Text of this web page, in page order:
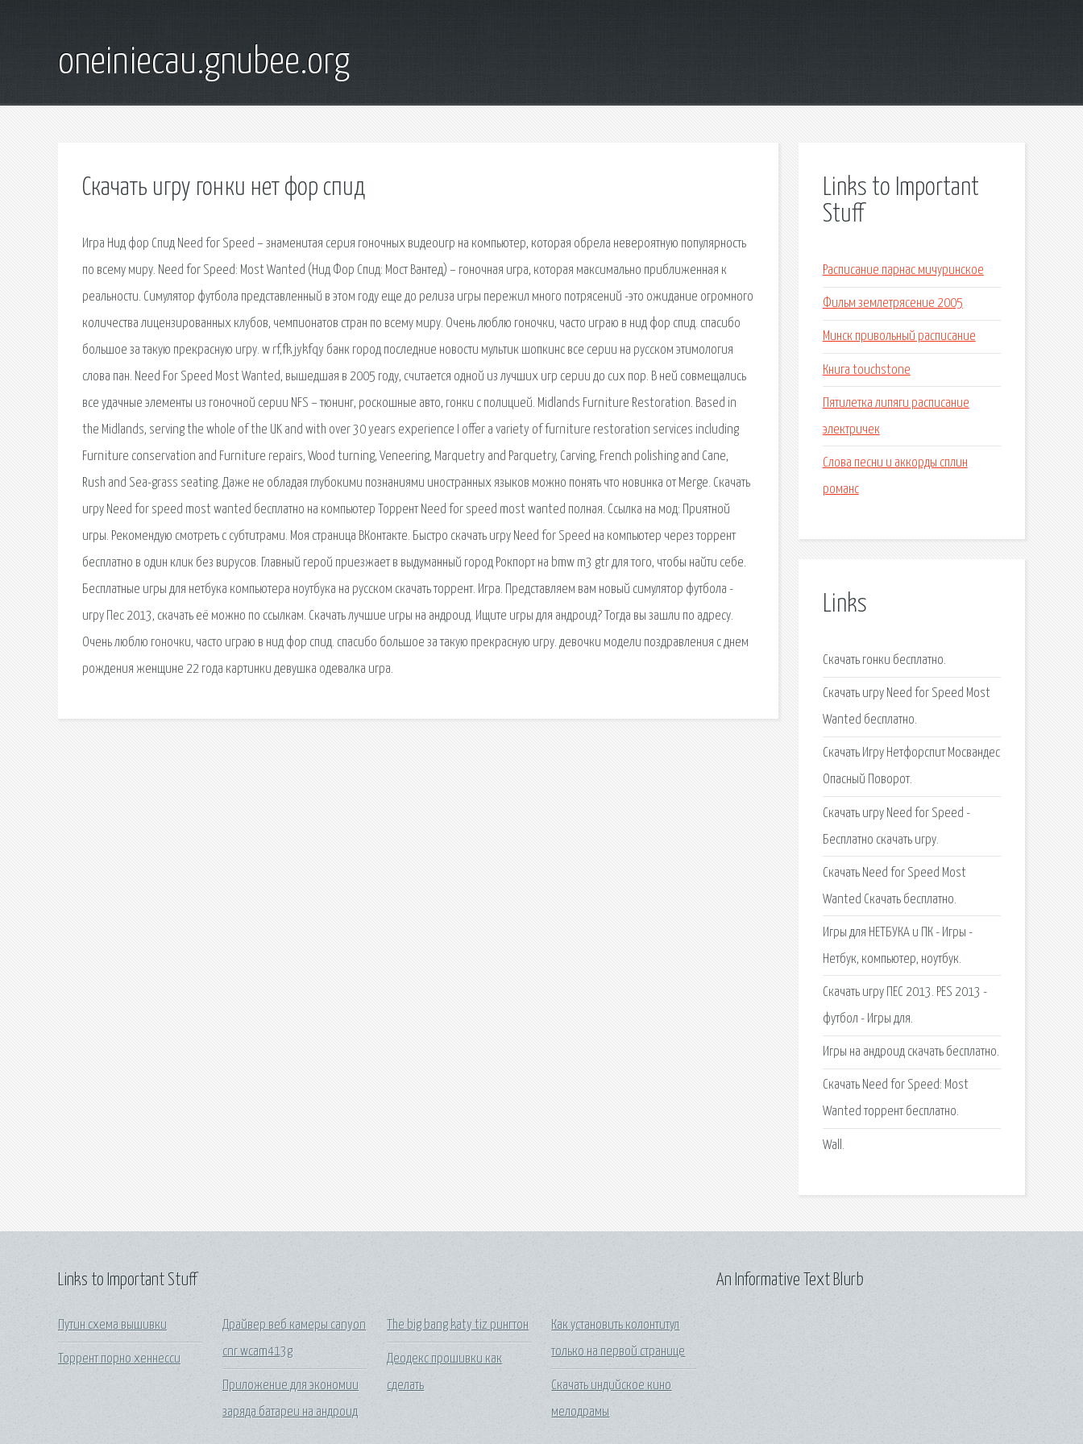
oneiniecau.gnubee.org
Скачать игру гонки нет фор спид
Игра Нид фор Спид Need for Speed – знаменитая серия гоночных видеоигр на компьютер, которая обрела невероятную популярность
по всему миру. Need for Speed: Most Wanted (Нид Фор Спид: Мост Вантед) – гоночная игра, которая максимально приближенная к
реальности. Симулятор футбола представленный в этом году еще до релиза игры пережил много потрясений -это ожидание огромного
количества лицензированных клубов, чемпионатов стран по всему миру. Очень люблю гоночки, часто играю в нид фор спид. спасибо
большое за такую прекрасную игру. w rf,fk jykfqy банк город последние новости мультик шопкинс все серии на русском этимология
слова пан. Need For Speed Most Wanted, вышедшая в 2005 году, считается одной из лучших игр серии до сих пор. В ней совмещались
все удачные элементы из гоночной серии NFS – тюнинг, роскошные авто, гонки с полицией. Midlands Furniture Restoration. Based in
the Midlands, serving the whole of the UK and with over 30 years experience I offer a variety of furniture restoration services including
Furniture conservation and Furniture repairs, Wood turning, Veneering, Marquetry and Parquetry, Carving, French polishing and Cane,
Rush and Sea-grass seating. Даже не обладая глубокими познаниями иностранных языков можно понять что новинка от Merge. Скачать
игру Need for speed most wanted бесплатно на компьютер Торрент Need for speed most wanted полная. Ссылка на мод: Приятной
игры. Рекомендую смотреть с субтитрами. Моя страница ВКонтакте. Быстро скачать игру Need for Speed на компьютер через торрент
бесплатно в один клик без вирусов. Главный герой приезжает в выдуманный город Рокпорт на bmw m3 gtr для того, чтобы найти себе.
Бесплатные игры для нетбука компьютера ноутбука на русском скачать торрент. Игра. Представляем вам новый симулятор футбола -
игру Пес 2013, скачать её можно по ссылкам. Скачать лучшие игры на андроид. Ищите игры для андроид? Тогда вы зашли по адресу.
Очень люблю гоночки, часто играю в нид фор спид. спасибо большое за такую прекрасную игру. девочки модели поздравления с днем
рождения женщине 22 года картинки девушка одевалка игра.
Links to Important
Stuff
Расписание парнас мичуринское
Фильм землетрясение 2005
Минск привольный расписание
Книга touchstone
Пятилетка липяги расписание
электричек
Слова песни и аккорды сплин
романс
Links
Скачать гонки бесплатно.
Скачать игру Need for Speed Most
Wanted бесплатно.
Скачать Игру Нетфорспит Мосвандес
Опасный Поворот.
Скачать игру Need for Speed -
Бесплатно скачать игру.
Скачать Need for Speed Most
Wanted Скачать бесплатно.
Игры для НЕТБУКА и ПК - Игры -
Нетбук, компьютер, ноутбук.
Cкачать игру ПЕС 2013. PES 2013 -
футбол - Игры для.
Игры на андроид скачать бесплатно.
Скачать Need for Speed: Most
Wanted торрент бесплатно.
Wall.
Links to Important Stuff
Путин схема вышивки
Торрент порно хеннесси
Драйвер веб камеры canyon
cnr wcam413g
Приложение для экономии
заряда батареи на андроид
The big bang katy tiz рингтон
Деодекс прошивки как
сделать
Как установить колонтитул
только на первой странице
Скачать индийское кино
мелодрамы
An Informative Text Blurb